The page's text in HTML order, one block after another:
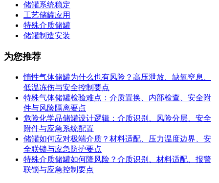
储罐系统稳定
工艺储罐应用
特殊介质储罐
储罐制造安装
为您推荐
惰性气体储罐为什么也有风险？高压泄放、缺氧窒息、
低温冻伤与安全控制要点
特殊气体储罐检验难点：介质置换、内部检查、安全附
件与风险隔离要点
危险化学品储罐设计逻辑：介质识别、风险分层、安全
附件与应急系统配置
储罐如何应对极端介质？材料适配、压力温度边界、安
全联锁与应急防护要点
特殊介质储罐如何降风险？介质识别、材料适配、报警
联锁与应急控制要点